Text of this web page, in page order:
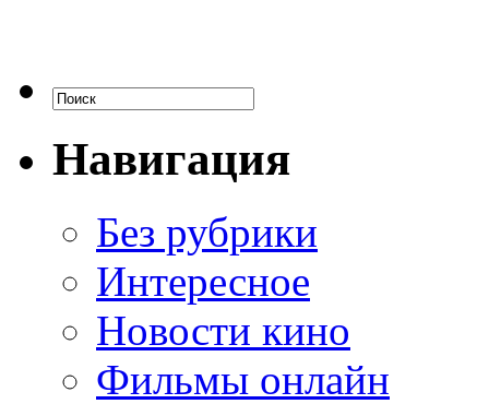
Навигация
Без рубрики
Интересное
Новости кино
Фильмы онлайн